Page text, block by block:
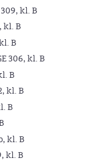
309, kl. B
kl. B
B
306, kl. B
B
kl. B
B
kl. B
kl. B